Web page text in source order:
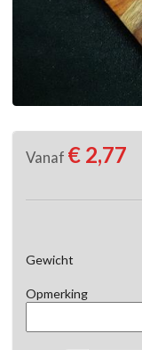
Vanaf € 2,77
Gewicht
Opmerking